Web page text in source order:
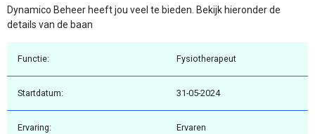
Dynamico Beheer heeft jou veel te bieden. Bekijk hieronder de
details van de baan
Functie: Fysiotherapeut
Startdatum: 31-05-2024
Ervaring: Ervaren